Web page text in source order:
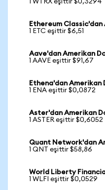
1 WTRX eşittir $0,3294
Ethereum Classic'dan
1 ETC eşittir $6,51
Aave'dan Amerikan
1 AAVE eşittir $91,67
Ethena'dan Amerikan
1 ENA eşittir $0,0872
Aster'dan Amerikan
1 ASTER eşittir $0,6052
Quant Network'dan
1 QNT eşittir $58,86
World Liberty
1 WLFI eşittir $0,0529